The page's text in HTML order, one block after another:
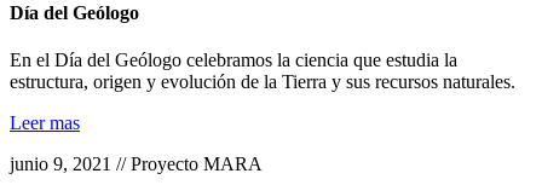
Día del Geólogo
En el Día del Geólogo celebramos la ciencia que estudia la
estructura, origen y evolución de la Tierra y sus recursos naturales.
Leer mas
junio 9, 2021 // Proyecto MARA